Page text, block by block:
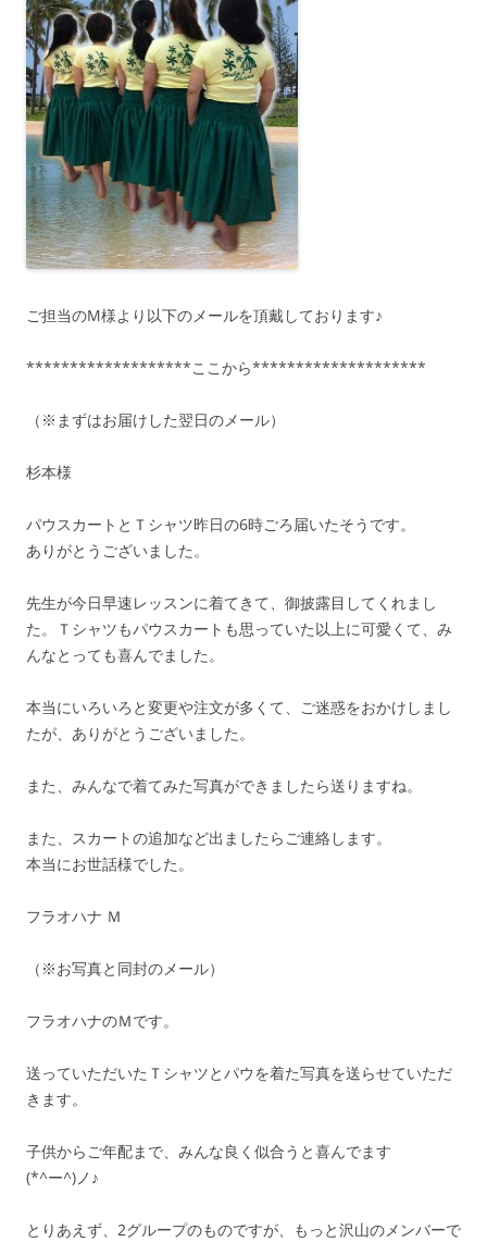
ご担当のM様より以下のメールを頂戴しております♪
*******************ここから********************
（※まずはお届けした翌日のメール）
杉本様
パウスカートとＴシャツ昨日の6時ごろ届いたそうです。
ありがとうございました。
先生が今日早速レッスンに着てきて、御披露目してくれまし
た。Ｔシャツもパウスカートも思っていた以上に可愛くて、み
んなとっても喜んでました。
本当にいろいろと変更や注文が多くて、ご迷惑をおかけしまし
たが、ありがとうございました。
また、みんなで着てみた写真ができましたら送りますね。
また、スカートの追加など出ましたらご連絡します。
本当にお世話様でした。
フラオハナ Ｍ
（※お写真と同封のメール）
フラオハナのＭです。
送っていただいたＴシャツとパウを着た写真を送らせていただ
きます。
子供からご年配まで、みんな良く似合うと喜んでます
(*^ー^)ノ♪
とりあえず、2グループのものですが、もっと沢山のメンバーで